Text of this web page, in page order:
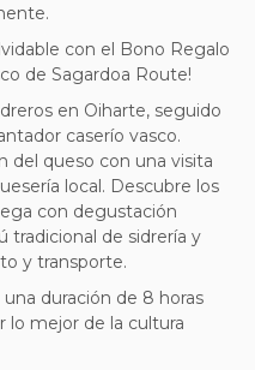
con el Bono Regalo
de Sagardoa Route!
en Oiharte, seguido
caserío vasco.
del queso con una visita
local. Descubre los
con degustación
tradicional de sidrería y
y transporte.
duración de 8 horas
lo mejor de la cultura